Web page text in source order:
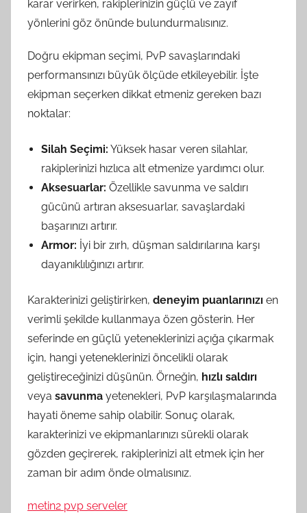
karar verirken, rakiplerinizin güçlü ve zayıf
yönlerini göz önünde bulundurmalısınız.
Doğru ekipman seçimi, PvP savaşlarındaki
performansınızı büyük ölçüde etkileyebilir. İşte
ekipman seçerken dikkat etmeniz gereken bazı
noktalar:
Silah Seçimi: Yüksek hasar veren silahlar,
rakiplerinizi hızlıca alt etmenize yardımcı olur.
Aksesuarlar: Özellikle savunma ve saldırı
gücünü artıran aksesuarlar, savaşlardaki
başarınızı artırır.
Armor: İyi bir zırh, düşman saldırılarına karşı
dayanıklılığınızı artırır.
Karakterinizi geliştirirken, deneyim puanlarınızı en
verimli şekilde kullanmaya özen gösterin. Her
seferinde en güçlü yeteneklerinizi açığa çıkarmak
için, hangi yeteneklerinizi öncelikli olarak
geliştireceğinizi düşünün. Örneğin, hızlı saldırı
veya savunma yetenekleri, PvP karşılaşmalarında
hayati öneme sahip olabilir. Sonuç olarak,
karakterinizi ve ekipmanlarınızı sürekli olarak
gözden geçirerek, rakiplerinizi alt etmek için her
zaman bir adım önde olmalısınız.
metin2 pvp serveler